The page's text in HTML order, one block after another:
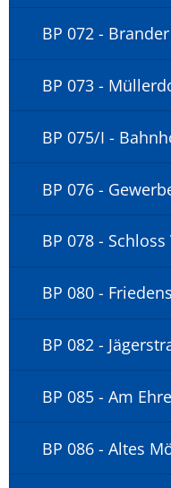
BP 072 -
BP 073 -
BP 075/I -
BP 076 -
BP 078 -
BP 080 -
BP 082 -
BP 085 - Am
BP 086 - Altes